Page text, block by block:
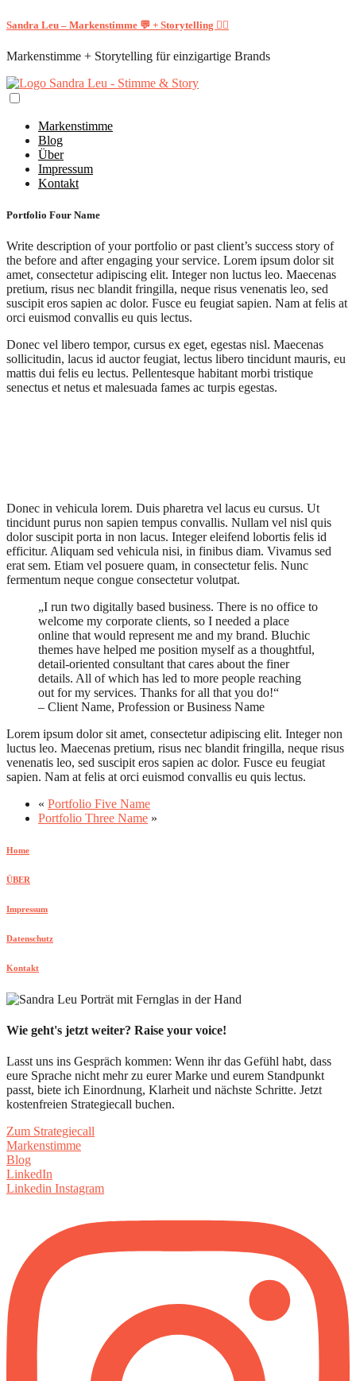
Sandra Leu – Markenstimme 💬 + Storytelling ✍🏻
Markenstimme + Storytelling für einzigartige Brands
Markenstimme
Blog
Über
Impressum
Kontakt
Portfolio Four Name
Write description of your portfolio or past client’s success story of
the before and after engaging your service. Lorem ipsum dolor sit
amet, consectetur adipiscing elit. Integer non luctus leo. Maecenas
pretium, risus nec blandit fringilla, neque risus venenatis leo, sed
suscipit eros sapien ac dolor. Fusce eu feugiat sapien. Nam at felis at
orci euismod convallis eu quis lectus.
Donec vel libero tempor, cursus ex eget, egestas nisl. Maecenas
sollicitudin, lacus id auctor feugiat, lectus libero tincidunt mauris, eu
mattis dui felis eu lectus. Pellentesque habitant morbi tristique
senectus et netus et malesuada fames ac turpis egestas.
Donec in vehicula lorem. Duis pharetra vel lacus eu cursus. Ut
tincidunt purus non sapien tempus convallis. Nullam vel nisl quis
dolor suscipit porta in non lacus. Integer eleifend lobortis felis id
efficitur. Aliquam sed vehicula nisi, in finibus diam. Vivamus sed
erat sem. Etiam vel posuere quam, in consectetur felis. Nunc
fermentum neque congue consectetur volutpat.
„I run two digitally based business. There is no office to
welcome my corporate clients, so I needed a place
online that would represent me and my brand. Bluchic
themes have helped me position myself as a thoughtful,
detail-oriented consultant that cares about the finer
details. All of which has led to more people reaching
out for my services. Thanks for all that you do!“
– Client Name, Profession or Business Name
Lorem ipsum dolor sit amet, consectetur adipiscing elit. Integer non
luctus leo. Maecenas pretium, risus nec blandit fringilla, neque risus
venenatis leo, sed suscipit eros sapien ac dolor. Fusce eu feugiat
sapien. Nam at felis at orci euismod convallis eu quis lectus.
« Portfolio Five Name
Portfolio Three Name »
Home
ÜBER
Impressum
Datenschutz
Kontakt
Wie geht's jetzt weiter? Raise your voice!
Lasst uns ins Gespräch kommen: Wenn ihr das Gefühl habt, dass
eure Sprache nicht mehr zu eurer Marke und eurem Standpunkt
passt, biete ich Einordnung, Klarheit und nächste Schritte. Jetzt
kostenfreien Strategiecall buchen.
Zum Strategiecall
Markenstimme
Blog
LinkedIn
Linkedin Instagram